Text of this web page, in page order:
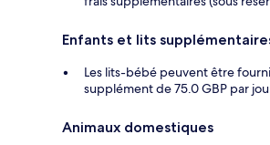
Enfants et lits
Les lits-bébé peuvent être
supplément de 75.0 GBP par
Animaux domestiques